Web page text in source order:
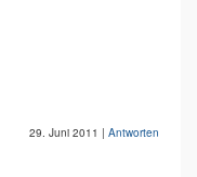
29. Juni 2011 | Antworten